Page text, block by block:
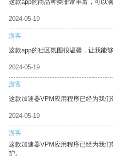
这款app的商品种类非常丰富，可以
2024-05-19
游客
这款app的社区氛围很温馨，让我能
2024-05-19
游客
这款加速器VPM应用程序已经为我们
2024-05-19
游客
这款加速器VPM应用程序已经为我
护。